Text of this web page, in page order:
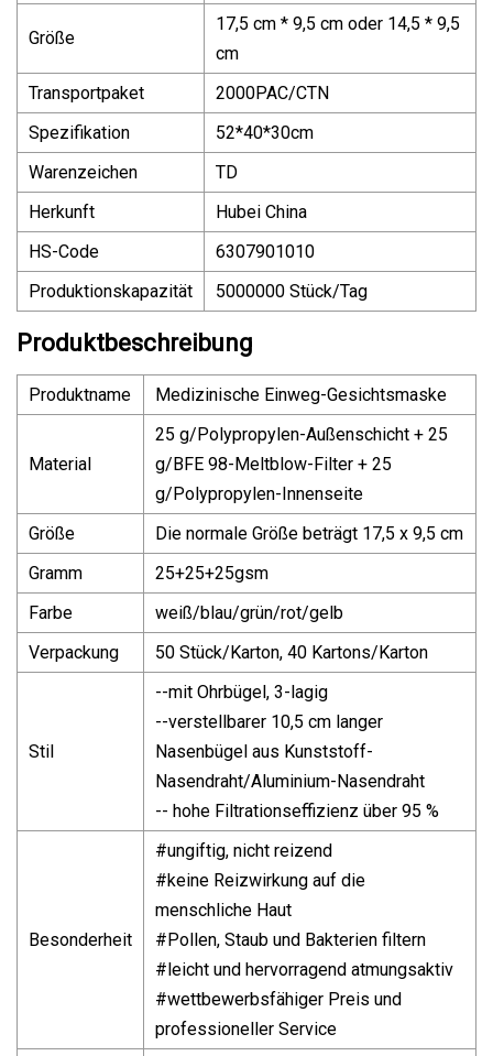
Größe
17,5 cm * 9,5 cm oder 14,5 * 9,5
cm
Transportpaket
2000PAC/CTN
Spezifikation
52*40*30cm
Warenzeichen
TD
Herkunft
Hubei China
HS-Code
6307901010
Produktionskapazität
5000000 Stück/Tag
Produktbeschreibung
Produktname Medizinische Einweg-Gesichtsmaske
Material
25 g/Polypropylen-Außenschicht + 25
g/BFE 98-Meltblow-Filter + 25
g/Polypropylen-Innenseite
Größe
Die normale Größe beträgt 17,5 x 9,5 cm
Gramm
25+25+25gsm
Farbe
weiß/blau/grün/rot/gelb
Verpackung
50 Stück/Karton, 40 Kartons/Karton
Stil
--mit Ohrbügel, 3-lagig
--verstellbarer 10,5 cm langer
Nasenbügel aus Kunststoff-
Nasendraht/Aluminium-Nasendraht
-- hohe Filtrationseffizienz über 95 %
Besonderheit
#ungiftig, nicht reizend
#keine Reizwirkung auf die
menschliche Haut
#Pollen, Staub und Bakterien filtern
#leicht und hervorragend atmungsaktiv
#wettbewerbsfähiger Preis und
professioneller Service